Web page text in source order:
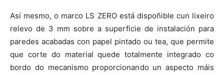
Así mesmo, o marco LS ZERO está dispoñible cun lixeiro
relevo de 3 mm sobre a superficie de instalación para
paredes acabadas con papel pintado ou tea, que permite
que corte do material quede totalmente integrado co
bordo do mecanismo proporcionando un aspecto máis